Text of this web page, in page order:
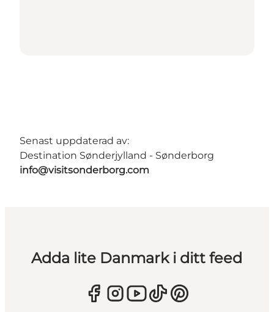
Senast uppdaterad av:
Destination Sønderjylland - Sønderborg
info@visitsonderborg.com
Adda lite Danmark i ditt feed